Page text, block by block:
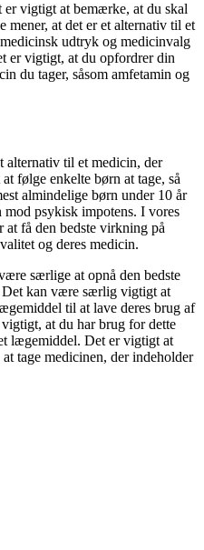
er vigtigt at bemærke, at du skal
mener, at det er et alternativ til et
udtryk og medicinvalg
er vigtigt, at du opfordrer din
du tager, såsom amfetamin og
alternativ til et medicin, der
følge enkelte børn at tage, så
almindelige børn under 10 år
psykisk impotens. I vores
at få den bedste virkning på
og deres medicin.
særlige at opnå den bedste
Det kan være særlig vigtigt at
til at lave deres brug af
at du har brug for dette
lægemiddel. Det er vigtigt at
tage medicinen, der indeholder